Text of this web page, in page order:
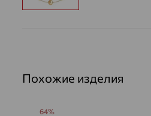
Похожие изделия
64%